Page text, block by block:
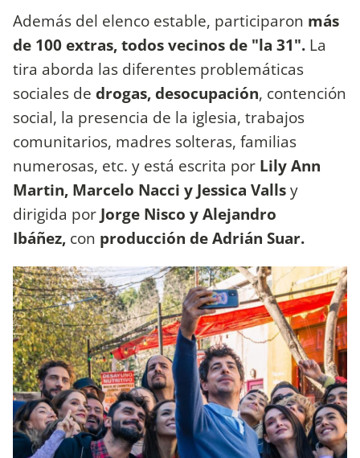
Además del elenco estable, participaron más
de 100 extras, todos vecinos de "la 31". La
tira aborda las diferentes problemáticas
sociales de drogas, desocupación, contención
social, la presencia de la iglesia, trabajos
comunitarios, madres solteras, familias
numerosas, etc. y está escrita por Lily Ann
Martin, Marcelo Nacci y Jessica Vallsy
dirigida por Jorge Nisco y Alejandro
Ibáñez, con producción de Adrián Suar.